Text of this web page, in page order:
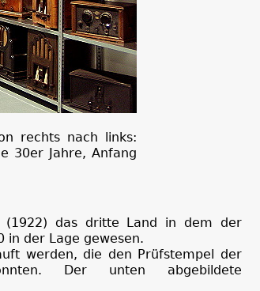
rechts nach links:
30er Jahre, Anfang
(1922) das dritte Land in dem der
in der Lage gewesen.
werden, die den Prüfstempel der
Der unten abgebildete